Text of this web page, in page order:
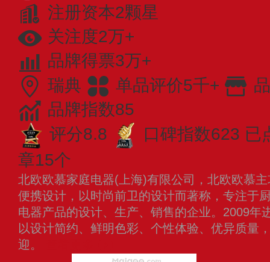
注册资本2颗星
关注度2万+
品牌得票3万+
瑞典
单品评价5千+
品牌指数85
评分8.8
口碑指数623 已
章15个
北欧欧慕家庭电器(上海)有限公司，北欧欧慕
便携设计，以时尚前卫的设计而著称，专注于
电器产品的设计、生产、销售的企业。2009年
以设计简约、鲜明色彩、个性体验、优异质量
迎。